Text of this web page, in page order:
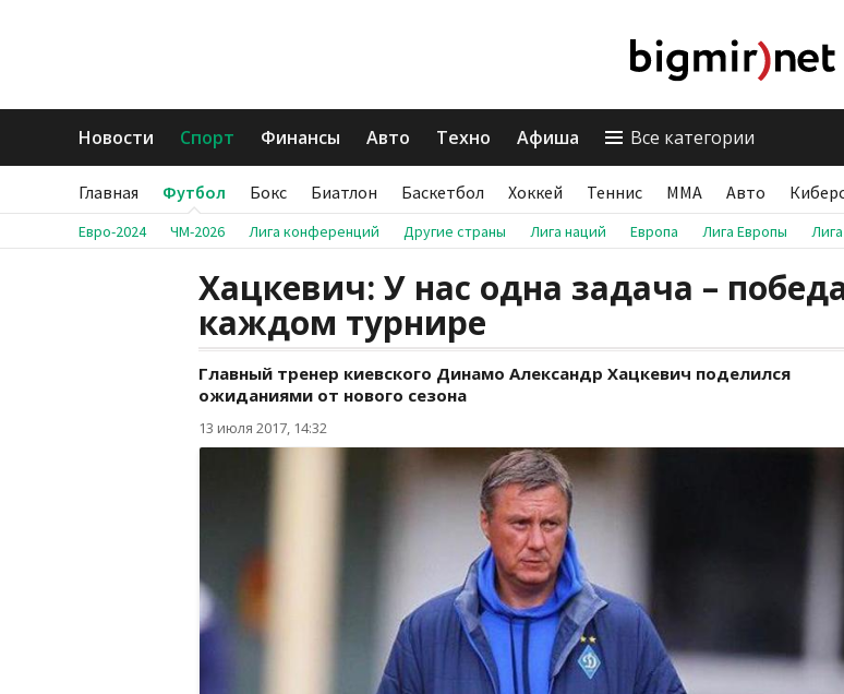
Новости Спорт Финансы Авто Техно Афиша Все категории
Главная Футбол Бокс Биатлон Баскетбол Хоккей Теннис ММА Авто
Евро-2024 ЧМ-2026 Лига конференций Другие страны Лига наций Европа Лига Европы
Хацкевич: У нас одна задача –
каждом турнире
Главный тренер киевского Динамо Александр Хацкевич поделился
ожиданиями от нового сезона
13 июля 2017, 14:32